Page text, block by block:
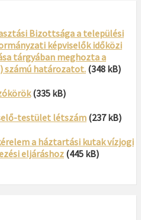
Bizottsága a települési
képviselők időközi
tárgyában meghozta a
számú határozatot. (348 kB)
(335 kB)
testület létszám (237 kB)
a háztartási kutak vízjogi
eljáráshoz (445 kB)